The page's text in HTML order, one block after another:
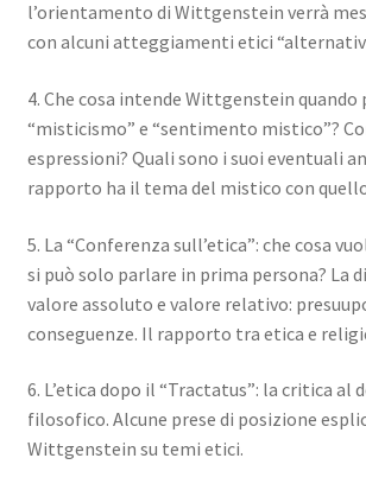
l’orientamento di Wittgenstein verrà
con alcuni atteggiamenti etici
4. Che cosa intende Wittgenstein quando
“misticismo” e “sentimento mistico”?
espressioni? Quali sono i suoi eventuali
rapporto ha il tema del mistico con
5. La “Conferenza sull’etica”: che cosa
si può solo parlare in prima persona? La
valore assoluto e valore relativo:
conseguenze. Il rapporto tra etica e
6. L’etica dopo il “Tractatus”: la critica al
filosofico. Alcune prese di posizione
Wittgenstein su temi etici.